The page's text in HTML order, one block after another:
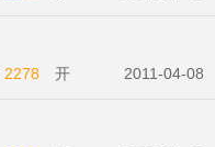
2278 开
2011-04-08